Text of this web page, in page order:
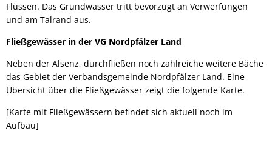
Flüssen. Das Grundwasser tritt bevorzugt an Verwerfungen
und am Talrand aus.
Fließgewässer in der VG Nordpfälzer Land
Neben der Alsenz, durchfließen noch zahlreiche weitere Bäche
das Gebiet der Verbandsgemeinde Nordpfälzer Land. Eine
Übersicht über die Fließgewässer zeigt die folgende Karte.
[Karte mit Fließgewässern befindet sich aktuell noch im
Aufbau]